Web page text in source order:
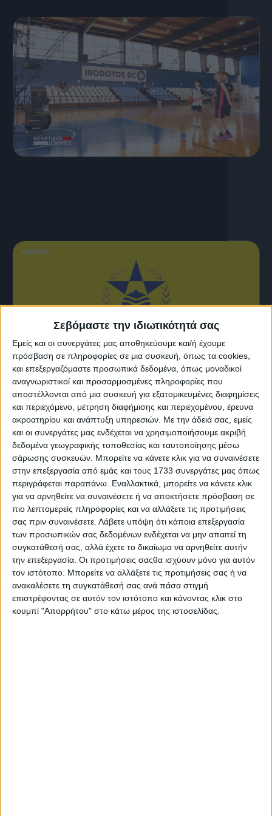
Σεβόμαστε την ιδιωτικότητά σας
Εμείς και οι συνεργάτες μας αποθηκεύουμε και/ή έχουμε
πρόσβαση σε πληροφορίες σε μια συσκευή, όπως τα cookies,
και επεξεργαζόμαστε προσωπικά δεδομένα, όπως μοναδικοί
αναγνωριστικοί και προσαρμοσμένες πληροφορίες που
αποστέλλονται από μια συσκευή για εξατομικευμένες διαφημίσεις
και περιεχόμενο, μέτρηση διαφήμισης και περιεχομένου, έρευνα
ακροατηρίου και ανάπτυξη υπηρεσιών. Με την άδειά σας, εμείς
και οι συνεργάτες μας ενδέχεται να χρησιμοποιήσουμε ακριβή
δεδομένα γεωγραφικής τοποθεσίας και ταυτοποίησης μέσω
σάρωσης συσκευών. Μπορείτε να κάνετε κλικ για να συναινέσετε
στην επεξεργασία από εμάς και τους 1733 συνεργάτες μας όπως
περιγράφεται παραπάνω. Εναλλακτικά, μπορείτε να κάνετε κλικ
για να αρνηθείτε να συναινέσετε ή να αποκτήσετε πρόσβαση σε
πιο λεπτομερείς πληροφορίες και να αλλάξετε τις προτιμήσεις
σας πριν συναινέσετε. Λάβετε υπόψη ότι κάποια επεξεργασία
των προσωπικών σας δεδομένων ενδέχεται να μην απαιτεί τη
συγκατάθεσή σας, αλλά έχετε το δικαίωμα να αρνηθείτε αυτήν
την επεξεργασία. Οι προτιμήσεις σαςθα ισχύουν μόνο για αυτόν
τον ιστότοπο. Μπορείτε να αλλάξετε τις προτιμήσεις σας ή να
ανακαλέσετε τη συγκατάθεσή σας ανά πάσα στιγμή
επιστρέφοντας σε αυτόν τον ιστότοπο και κάνοντας κλικ στο
κουμπί "Απορρήτου" στο κάτω μέρος της ιστοσελίδας.
9 Ιουλίου, 2026
Τα 80+1 χρόνια του Νέου Αστέρα
Ρεθύμνου